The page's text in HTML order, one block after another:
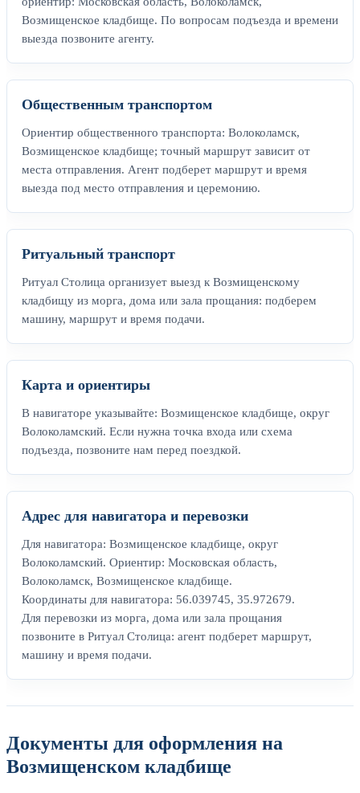
Возмищенское кладбище. По вопросам подъезда и времени
выезда позвоните агенту.
Общественным транспортом
Ориентир общественного транспорта: Волоколамск,
Возмищенское кладбище; точный маршрут зависит от
места отправления. Агент подберет маршрут и время
выезда под место отправления и церемонию.
Ритуальный транспорт
Ритуал Столица организует выезд к Возмищенскому
кладбищу из морга, дома или зала прощания: подберем
машину, маршрут и время подачи.
Карта и ориентиры
В навигаторе указывайте: Возмищенское кладбище, округ
Волоколамский. Если нужна точка входа или схема
подъезда, позвоните нам перед поездкой.
Адрес для навигатора и перевозки
Для навигатора: Возмищенское кладбище, округ
Волоколамский. Ориентир: Московская область,
Волоколамск, Возмищенское кладбище.
Координаты для навигатора: 56.039745, 35.972679.
Для перевозки из морга, дома или зала прощания
позвоните в Ритуал Столица: агент подберет маршрут,
машину и время подачи.
Документы для оформления на
Возмищенском кладбище